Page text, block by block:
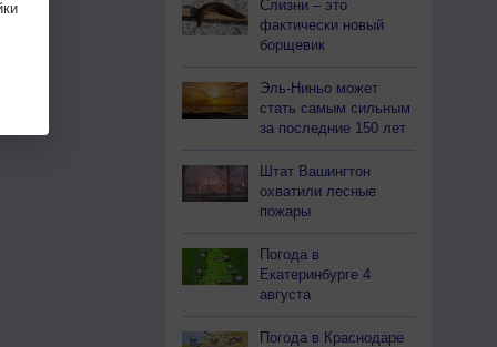
Слизни – это
фактически новый
борщевик
Эль-Ниньо может
стать самым сильным
за последние 150 лет
Штат Вашингтон
охватили лесные
пожары
Погода в
Екатеринбурге 4
августа
Погода в Краснодаре